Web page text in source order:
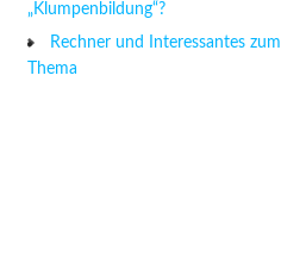
„Klumpenbildung“?
Rechner und Interessantes zum
Thema